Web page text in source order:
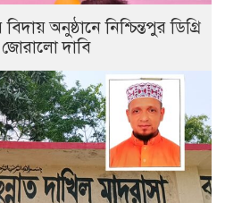
অনুষ্ঠানে নিশ্চিন্তপুর ডিগ্রি
দাবি